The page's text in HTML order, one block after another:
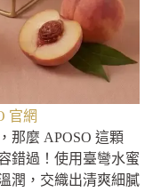
官網
那麼 APOSO 這顆
錯過！使用臺彎水蜜
潤，交織出清爽細膩